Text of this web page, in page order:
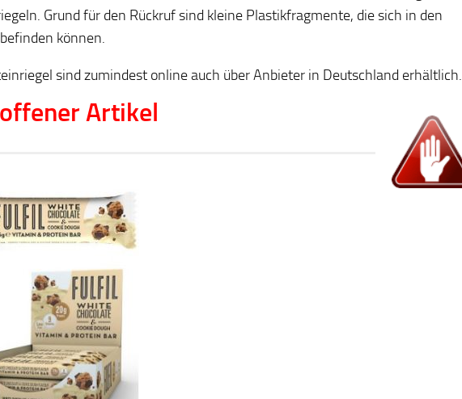
Grund für den Rückruf sind kleine Plastikfragmente, die sich in den
können.
sind zumindest online auch über Anbieter in Deutschland erhältlich.
Artikel